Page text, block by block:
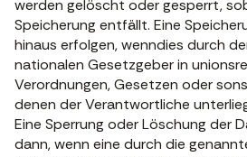
werden gelöscht oder gesperrt,
Speicherung entfällt. Eine
hinaus erfolgen, wenndies durch
nationalen Gesetzgeber in
Verordnungen, Gesetzen oder
denen der Verantwortliche
Eine Sperrung oder Löschung der
dann, wenn eine durch die